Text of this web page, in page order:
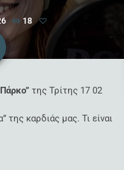
18
της Τρίτης 17 02
της καρδιάς μας. Τι είναι